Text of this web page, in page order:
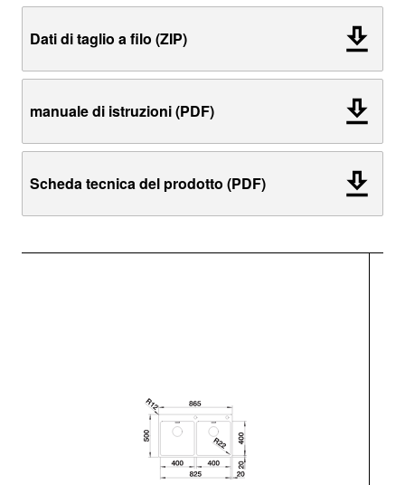
Dati di taglio a filo (ZIP)
manuale di istruzioni (PDF)
Scheda tecnica del prodotto (PDF)